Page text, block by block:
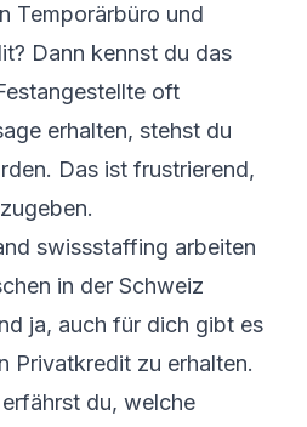
Temporärbüro und
Dann kennst du das
oft
erhalten, stehst du
Das ist frustrierend,
swissstaffing arbeiten
in der Schweiz
ja, auch für dich gibt es
Privatkredit zu erhalten.
du, welche